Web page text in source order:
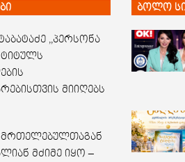
,,პერსონა
ტიტულს
მიიღებს
მძიმე იყო –
ბოლო